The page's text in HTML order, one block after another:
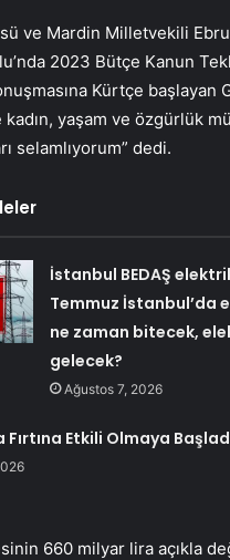
ve Mardin Milletvekili
2023 Bütçe Kanun
Kürtçe başlayan
yaşam ve özgürlük
selamlıyorum” dedi.
İstanbul BEDAŞ
Temmuz İstanbul’da
ne zaman bitecek,
gelecek?
Ağustos 7, 2026
Etkili Olmaya
660 milyar lira açıkla